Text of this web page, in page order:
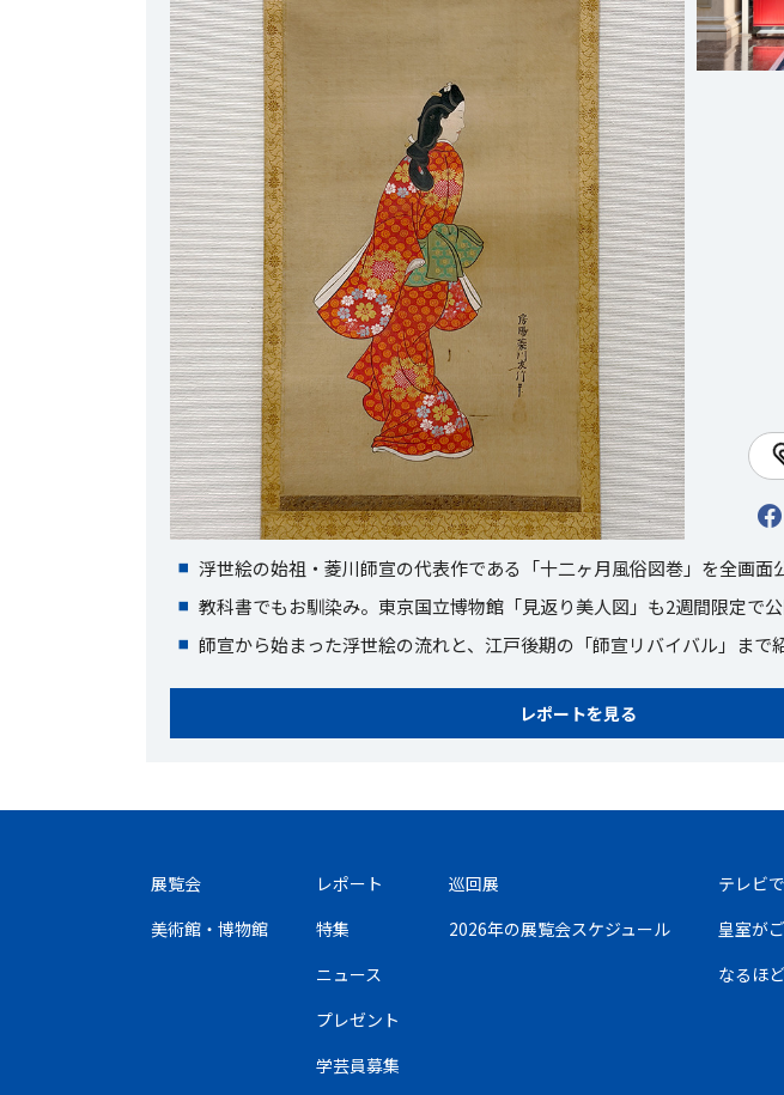
浮世絵の始祖・菱川師宣の代表作である「十二ヶ月風俗図巻」を全画面
教科書でもお馴染み。東京国立博物館「見返り美人図」も2週間限定で
師宣から始まった浮世絵の流れと、江戸後期の「師宣リバイバル」まで
レポートを見る
展覧会
美術館・博物館
レポート
特集
ニュース
プレゼント
学芸員募集
巡回展
2026年の展覧会スケジュール
テレビ
皇室が
なるほ